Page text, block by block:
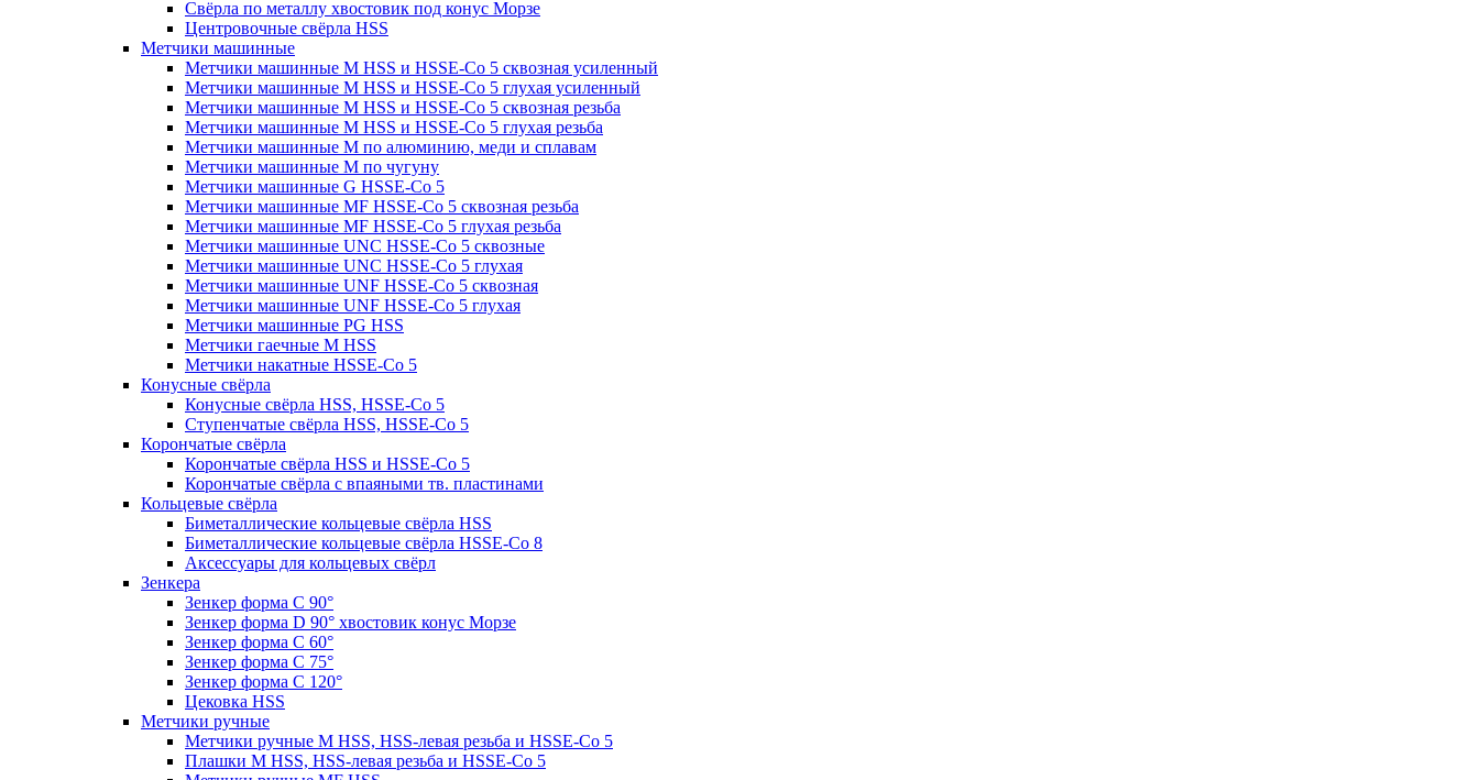
Свёрла по металлу хвостовик под конус Морзе
Центровочные свёрла HSS
Метчики машинные
Метчики машинные M HSS и HSSE-Co 5 сквозная усиленный
Метчики машинные M HSS и HSSE-Co 5 глухая усиленный
Метчики машинные M HSS и HSSE-Co 5 сквозная резьба
Метчики машинные M HSS и HSSE-Co 5 глухая резьба
Метчики машинные M по алюминию, меди и сплавам
Метчики машинные M по чугуну
Метчики машинные G HSSE-Co 5
Метчики машинные MF HSSE-Co 5 сквозная резьба
Метчики машинные MF HSSE-Co 5 глухая резьба
Метчики машинные UNC HSSE-Co 5 сквозные
Метчики машинные UNC HSSE-Co 5 глухая
Метчики машинные UNF HSSE-Co 5 сквозная
Метчики машинные UNF HSSE-Co 5 глухая
Метчики машинные PG HSS
Метчики гаечные M HSS
Метчики накатные HSSE-Co 5
Конусные свёрла
Конусные свёрла HSS, HSSE-Co 5
Ступенчатые свёрла HSS, HSSE-Co 5
Корончатые свёрла
Корончатые свёрла HSS и HSSE-Co 5
Корончатые свёрла с впаяными тв. пластинами
Кольцевые свёрла
Биметаллические кольцевые свёрла HSS
Биметаллические кольцевые свёрла HSSE-Co 8
Аксессуары для кольцевых свёрл
Зенкера
Зенкер форма С 90°
Зенкер форма D 90° хвостовик конус Морзе
Зенкер форма С 60°
Зенкер форма С 75°
Зенкер форма С 120°
Цековка HSS
Метчики ручные
Метчики ручные M HSS, HSS-левая резьба и HSSE-Co 5
Плашки M HSS, HSS-левая резьба и HSSE-Co 5